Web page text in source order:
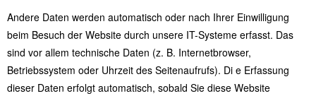
Andere Daten werden automatisch oder nach Ihrer Einwilligung
beim Besuch der Website durch unsere IT-Systeme erfasst. Das
sind vor allem technische Daten (z. B. Internetbrowser,
Betriebssystem oder Uhrzeit des Seitenaufrufs). Di e Erfassung
dieser Daten erfolgt automatisch, sobald Sie diese Website